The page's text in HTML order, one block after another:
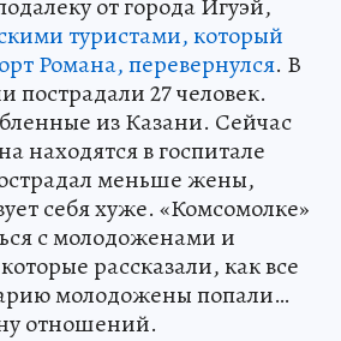
туристами, который
Романа, перевернулся. В
пострадали 27 человек.
из Казани. Сейчас
находятся в госпитале
меньше жены,
себя хуже. «Комсомолке»
с молодоженами и
рассказали, как все
молодожены попали…
отношений.